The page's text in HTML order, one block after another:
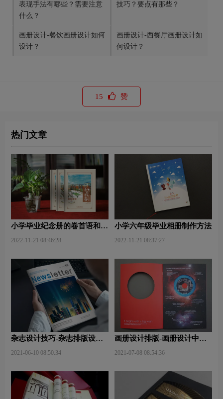
表现手法有哪些？需要注意
什么？
技巧？要点有那些？
画册设计-餐饮画册设计如何
设计？
画册设计-西餐厅画册设计如
何设计？
15 赞
热门文章
小学毕业纪念册的卷首语和卷
2022-11-21 08:46:28
小学六年级毕业相册制作方法
2022-11-21 08:37:27
杂志设计技巧-杂志排版设计
2021-06-10 08:50:34
画册设计排版-画册设计中图
2021-07-08 08:54:36